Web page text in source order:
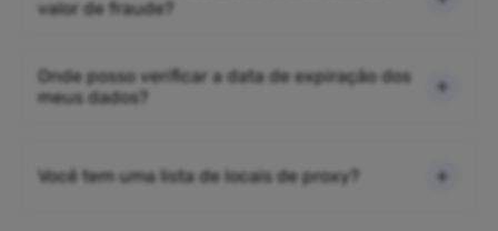
valor de fraude?
Onde posso verificar a data de expiração dos
meus dados?
Você tem uma lista de locais de proxy?